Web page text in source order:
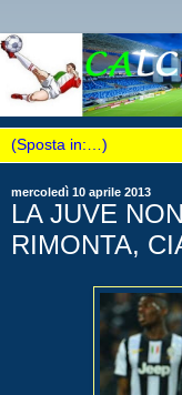
mercoledì 10 aprile 2013
LA JUVE
RIMONTA,